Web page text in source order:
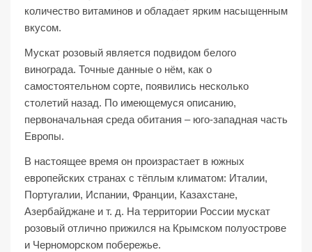
количество витаминов и обладает ярким насыщенным
вкусом.
Мускат розовый является подвидом белого
винограда. Точные данные о нём, как о
самостоятельном сорте, появились несколько
столетий назад. По имеющемуся описанию,
первоначальная среда обитания – юго-западная часть
Европы.
В настоящее время он произрастает в южных
европейских странах с тёплым климатом: Италии,
Португалии, Испании, Франции, Казахстане,
Азербайджане и т. д. На территории России мускат
розовый отлично прижился на Крымском полуострове
и Черноморском побережье.